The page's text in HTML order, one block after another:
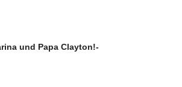
und Papa Clayton!-